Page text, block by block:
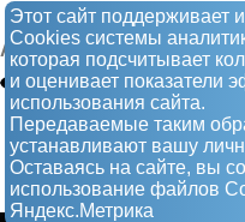
Этот сайт поддерживает
Сookies системы
которая подсчитывает
и оценивает показатели
использования сайта.
Передаваемые таким
устанавливают вашу
Оставаясь на сайте, вы
использование файлов
Яндекс.Метрика
Купола
Арт-объект